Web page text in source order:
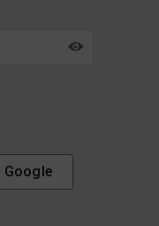
Google